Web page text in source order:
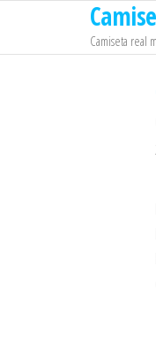
contenido
Camiseta real